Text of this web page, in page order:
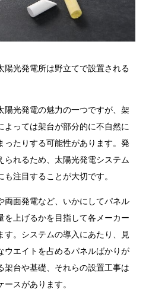
陽光発電所は野立てで設置される
陽光発電の魅力の一つですが、架
よっては架台が部分的に不自然に
ったりする可能性があります。発
られるため、太陽光発電システム
注目することが大切です。
両面発電など、いかにしてパネル
を上げるかを目指して各メーカー
す。システムの導入にあたり、見
ウエイトを占めるパネルばかりが
架台や基礎、それらの設置工事は
スがあります。